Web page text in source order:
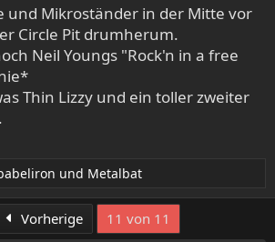
und Mikroständer in der Mitte vor
Circle Pit drumherum.
Neil Youngs "Rock'n in a free
Thin Lizzy und ein toller zweiter
und Metalbat
Vorherige
11 von 11